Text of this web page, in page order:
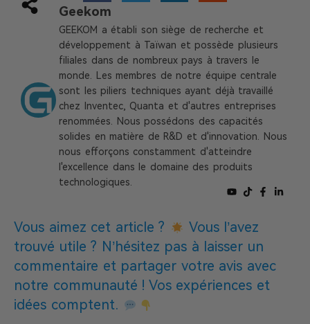
Geekom
GEEKOM a établi son siège de recherche et
développement à Taïwan et possède plusieurs
filiales dans de nombreux pays à travers le
monde. Les membres de notre équipe centrale
sont les piliers techniques ayant déjà travaillé
chez Inventec, Quanta et d'autres entreprises
renommées. Nous possédons des capacités
solides en matière de R&D et d'innovation. Nous
nous efforçons constamment d'atteindre
l'excellence dans le domaine des produits
technologiques.
Vous aimez cet article ?
Vous l’avez
trouvé utile ? N’hésitez pas à laisser un
commentaire et partager votre avis avec
notre communauté ! Vos expériences et
idées comptent.